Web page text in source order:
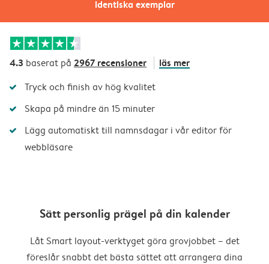
identiska exemplar
4.3 baserat på 2967 recensioner läs mer
Tryck och finish av hög kvalitet
Skapa på mindre än 15 minuter
Lägg automatiskt till namnsdagar i vår editor för
webbläsare
Sätt personlig prägel på din kalender
Låt Smart layout-verktyget göra grovjobbet – det
föreslår snabbt det bästa sättet att arrangera dina